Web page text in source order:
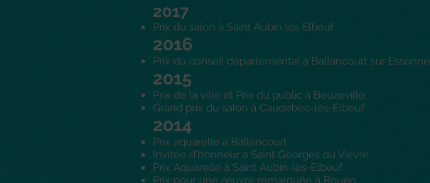
2017
Prix du salon à Saint Aubin lès Elbeuf
2016
Prix du conseil départemental à Ballancourt sur Essonne
2015
Prix de la ville et Prix du public à Beuzeville
Grand prix du salon à Caudebec-lès-Elbeuf
2014
Prix aquarelle à Ballancourt
Invitée d'honneur à Saint Georges du Vièvre
Prix Aquarelle à Saint Aubin-lès-Elbeuf
Prix pour une œuvre remarquée à Rouen